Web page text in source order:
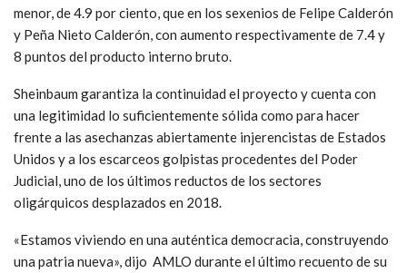
menor, de 4.9 por ciento, que en los sexenios de Felipe Calderón
y Peña Nieto Calderón, con aumento respectivamente de 7.4 y
8 puntos del producto interno bruto.
Sheinbaum garantiza la continuidad el proyecto y cuenta con
una legitimidad lo suficientemente sólida como para hacer
frente a las asechanzas abiertamente injerencistas de Estados
Unidos y a los escarceos golpistas procedentes del Poder
Judicial, uno de los últimos reductos de los sectores
oligárquicos desplazados en 2018.
«Estamos viviendo en una auténtica democracia, construyendo
una patria nueva», dijo AMLO durante el último recuento de su